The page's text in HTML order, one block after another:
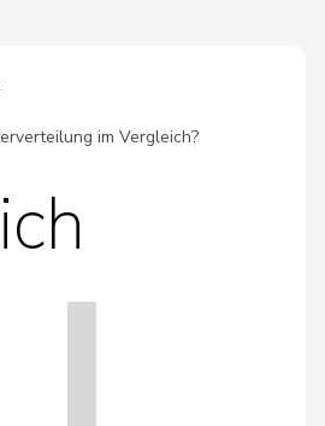
im Vergleich?